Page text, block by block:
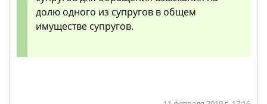
долю одного из супругов в общем
имуществе супругов.